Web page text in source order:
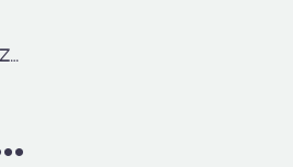
ALPLA - OPAKOWANIA Z TWORZYW SZTUCZNYCH, SPÓŁKA Z O. O.
MASZYN (K,M,X)